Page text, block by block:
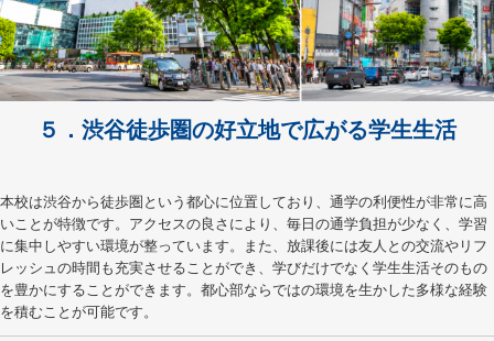
５．渋谷徒歩圏の好立地で広がる学生生活
本校は渋谷から徒歩圏という都心に位置しており、通学の利便性が非常に高
いことが特徴です。アクセスの良さにより、毎日の通学負担が少なく、学習
に集中しやすい環境が整っています。また、放課後には友人との交流やリフ
レッシュの時間も充実させることができ、学びだけでなく学生生活そのもの
を豊かにすることができます。都心部ならではの環境を生かした多様な経験
を積むことが可能です。